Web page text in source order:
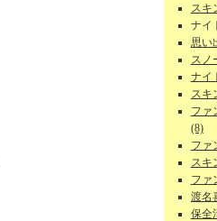
スキ
ナイ
思い
スノ
ナイ
スキ
ファ
(8)
ファ
スキ
ファ
渡名
保全